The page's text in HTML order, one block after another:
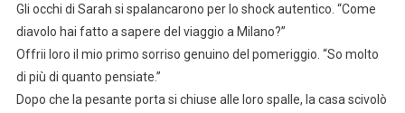
Gli occhi di Sarah si spalancarono per lo shock autentico. “Come
diavolo hai fatto a sapere del viaggio a Milano?”
Offrii loro il mio primo sorriso genuino del pomeriggio. “So molto
di più di quanto pensiate.”
Dopo che la pesante porta si chiuse alle loro spalle, la casa scivolò